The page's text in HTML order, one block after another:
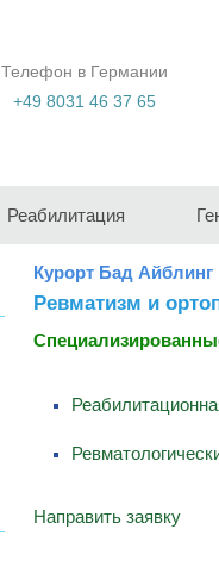
Телефон в Германии
+49 8031 46 37 65
Реабилитация
Курорт Бад Айблинг
Ревматизм и
Направить заявку